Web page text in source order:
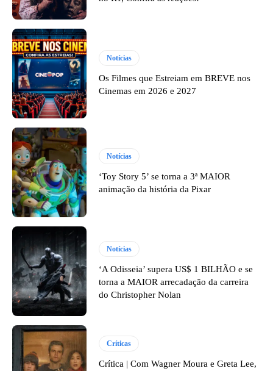
Notícias
Os Filmes que Estreiam em BREVE nos
Cinemas em 2026 e 2027
Notícias
‘Toy Story 5’ se torna a 3ª MAIOR
animação da história da Pixar
Notícias
‘A Odisseia’ supera US$ 1 BILHÃO e se
torna a MAIOR arrecadação da carreira
do Christopher Nolan
Críticas
Crítica | Com Wagner Moura e Greta Lee,